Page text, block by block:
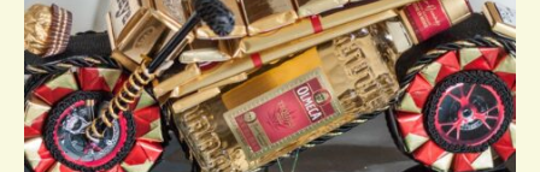
Контакты/доставка